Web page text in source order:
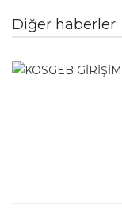
Diğer haberler